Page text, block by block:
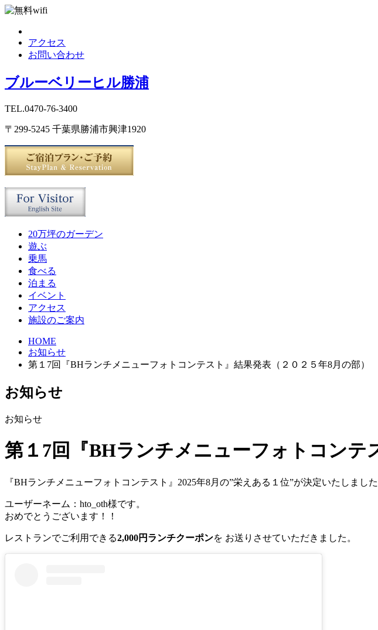
アクセス
お問い合わせ
ブルーベリーヒル勝浦
TEL.0470-76-3400
〒299-5245 千葉県勝浦市興津1920
20万坪のガーデン
遊ぶ
乗馬
食べる
泊まる
イベント
アクセス
施設のご案内
HOME
お知らせ
第１7回『BHランチメニューフォトコンテスト』結果発表（２０２５年8月の部）
お知らせ
お知らせ
第１7回『BHランチメニューフォトコンテ
『BHランチメニューフォトコンテスト』2025年8月の”栄えある１位”が決定いたしました
ユーザーネーム：hto_oth様です。
おめでとうございます！！
レストランでご利用できる2,000円ランチクーポンを お送りさせていただきました。